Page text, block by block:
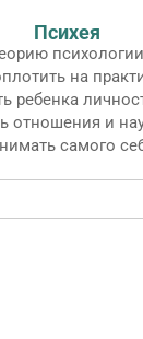
Психея
на
ребенка
отношения и
самого